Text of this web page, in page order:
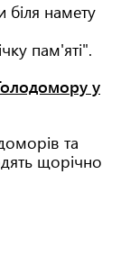
намету
пам'яті".
у
та
щорічно